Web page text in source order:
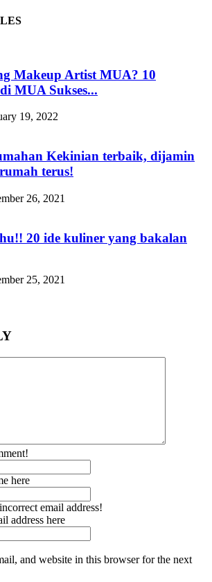
Makeup Artist MUA? 10
MUA Sukses...
19, 2022
Kekinian terbaik, dijamin
terus!
26, 2021
20 ide kuliner yang bakalan
25, 2021
here
email address!
address here
and website in this browser for the next